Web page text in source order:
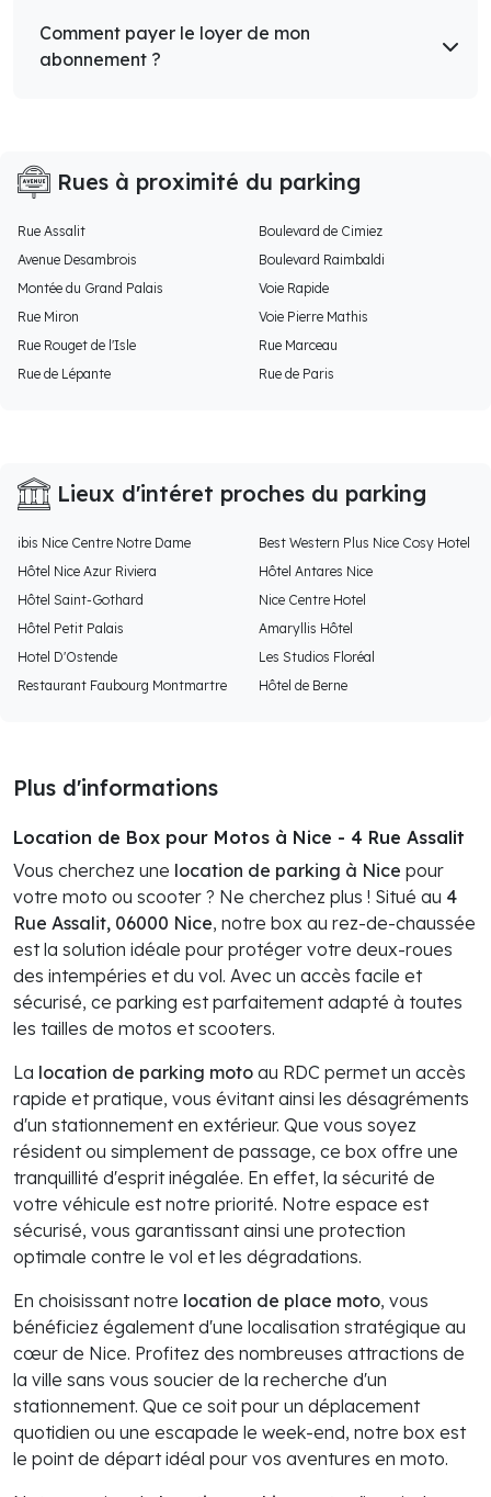
Comment payer le loyer de mon
abonnement ?
Rues à proximité du parking
Rue Assalit
Boulevard de Cimiez
Avenue Desambrois
Boulevard Raimbaldi
Montée du Grand Palais
Voie Rapide
Rue Miron
Voie Pierre Mathis
Rue Rouget de l'Isle
Rue Marceau
Rue de Lépante
Rue de Paris
Lieux d'intéret proches du parking
ibis Nice Centre Notre Dame
Best Western Plus Nice Cosy Hotel
Hôtel Nice Azur Riviera
Hôtel Antares Nice
Hôtel Saint-Gothard
Nice Centre Hotel
Hôtel Petit Palais
Amaryllis Hôtel
Hotel D'Ostende
Les Studios Floréal
Restaurant Faubourg Montmartre
Hôtel de Berne
Plus d'informations
Location de Box pour Motos à Nice - 4 Rue Assalit
Vous cherchez une location de parking à Nice pour
votre moto ou scooter ? Ne cherchez plus ! Situé au 4
Rue Assalit, 06000 Nice, notre box au rez-de-chaussée
est la solution idéale pour protéger votre deux-roues
des intempéries et du vol. Avec un accès facile et
sécurisé, ce parking est parfaitement adapté à toutes
les tailles de motos et scooters.
La location de parking moto au RDC permet un accès
rapide et pratique, vous évitant ainsi les désagréments
d'un stationnement en extérieur. Que vous soyez
résident ou simplement de passage, ce box offre une
tranquillité d'esprit inégalée. En effet, la sécurité de
votre véhicule est notre priorité. Notre espace est
sécurisé, vous garantissant ainsi une protection
optimale contre le vol et les dégradations.
En choisissant notre location de place moto, vous
bénéficiez également d'une localisation stratégique au
cœur de Nice. Profitez des nombreuses attractions de
la ville sans vous soucier de la recherche d'un
stationnement. Que ce soit pour un déplacement
quotidien ou une escapade le week-end, notre box est
le point de départ idéal pour vos aventures en moto.